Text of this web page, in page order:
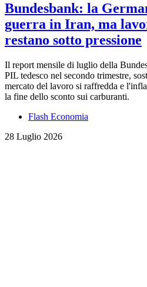
Bundesbank: la
guerra in Iran, ma
restano sotto pressione
Il report mensile di luglio della
PIL tedesco nel secondo trimestre,
mercato del lavoro si raffredda e
la fine dello sconto sui carburanti.
Flash Economia
28 Luglio 2026